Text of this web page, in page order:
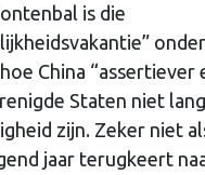
is die
China “assertiever
Staten niet
zijn. Zeker niet
jaar terugkeert